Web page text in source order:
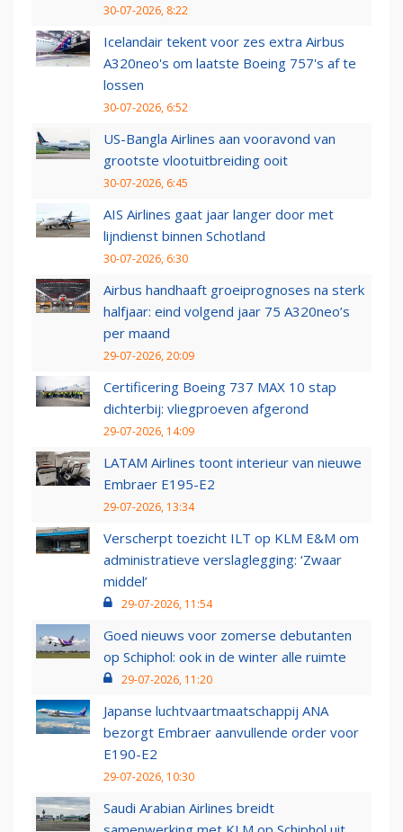
30-07-2026, 8:22
Icelandair tekent voor zes extra Airbus
A320neo's om laatste Boeing 757's af te
lossen
30-07-2026, 6:52
US-Bangla Airlines aan vooravond van
grootste vlootuitbreiding ooit
30-07-2026, 6:45
AIS Airlines gaat jaar langer door met
lijndienst binnen Schotland
30-07-2026, 6:30
Airbus handhaaft groeiprognoses na sterk
halfjaar: eind volgend jaar 75 A320neo’s
per maand
29-07-2026, 20:09
Certificering Boeing 737 MAX 10 stap
dichterbij: vliegproeven afgerond
29-07-2026, 14:09
LATAM Airlines toont interieur van nieuwe
Embraer E195-E2
29-07-2026, 13:34
Verscherpt toezicht ILT op KLM E&M om
administratieve verslaglegging: ‘Zwaar
middel’
29-07-2026, 11:54
Goed nieuws voor zomerse debutanten
op Schiphol: ook in de winter alle ruimte
29-07-2026, 11:20
Japanse luchtvaartmaatschappij ANA
bezorgt Embraer aanvullende order voor
E190-E2
29-07-2026, 10:30
Saudi Arabian Airlines breidt